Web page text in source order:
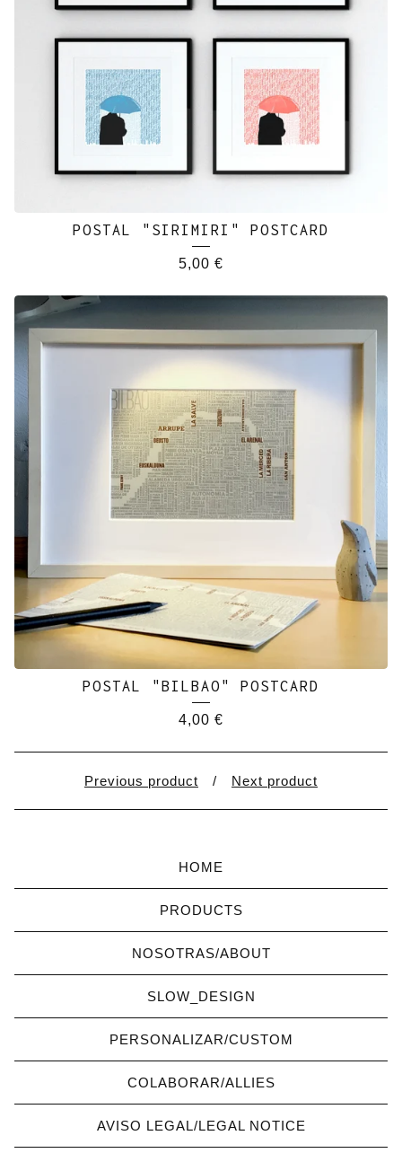
POSTAL "SIRIMIRI" POSTCARD
5,00 €
POSTAL "BILBAO" POSTCARD
4,00 €
Previous product Next product
HOME
PRODUCTS
NOSOTRAS/ABOUT
SLOW_DESIGN
PERSONALIZAR/CUSTOM
COLABORAR/ALLIES
AVISO LEGAL/LEGAL NOTICE